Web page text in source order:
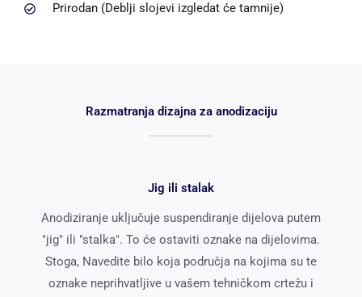
Prirodan (Deblji slojevi izgledat će tamnije)
Razmatranja dizajna za anodizaciju
Jig ili stalak
Anodiziranje uključuje suspendiranje dijelova putem
"jig" ili "stalka". To će ostaviti oznake na dijelovima.
Stoga, Navedite bilo koja područja na kojima su te
oznake neprihvatljive u vašem tehničkom crtežu i